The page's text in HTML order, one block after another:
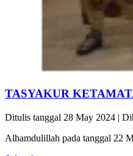
TASYAKUR
Ditulis tanggal 28 May 2024 |
Alhamdulillah pada tanggal 22